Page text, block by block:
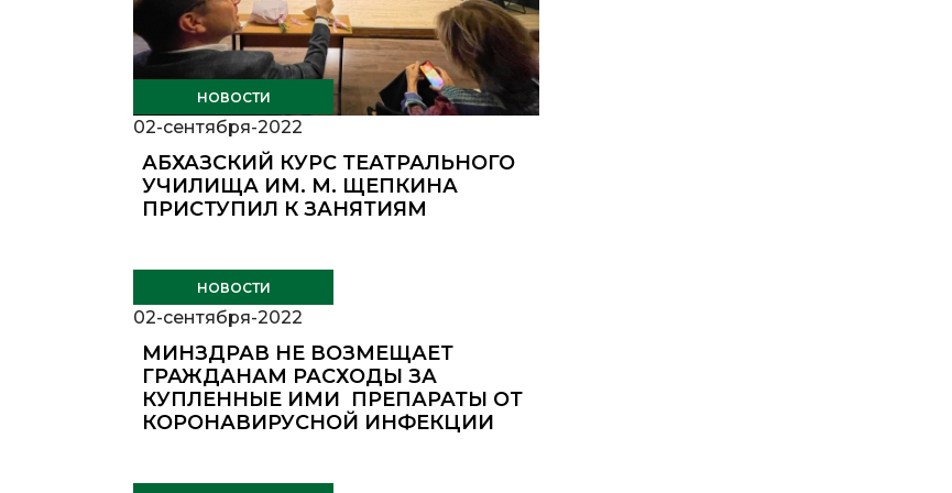
НОВОСТИ
02-сентября-2022
АБХАЗСКИЙ КУРС ТЕАТРАЛЬНОГО
УЧИЛИЩА ИМ. М. ЩЕПКИНА
ПРИСТУПИЛ К ЗАНЯТИЯМ
НОВОСТИ
02-сентября-2022
МИНЗДРАВ НЕ ВОЗМЕЩАЕТ
ГРАЖДАНАМ РАСХОДЫ ЗА
КУПЛЕННЫЕ ИМИ ПРЕПАРАТЫ ОТ
КОРОНАВИРУСНОЙ ИНФЕКЦИИ